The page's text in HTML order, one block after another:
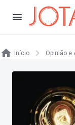
Início Opinião e